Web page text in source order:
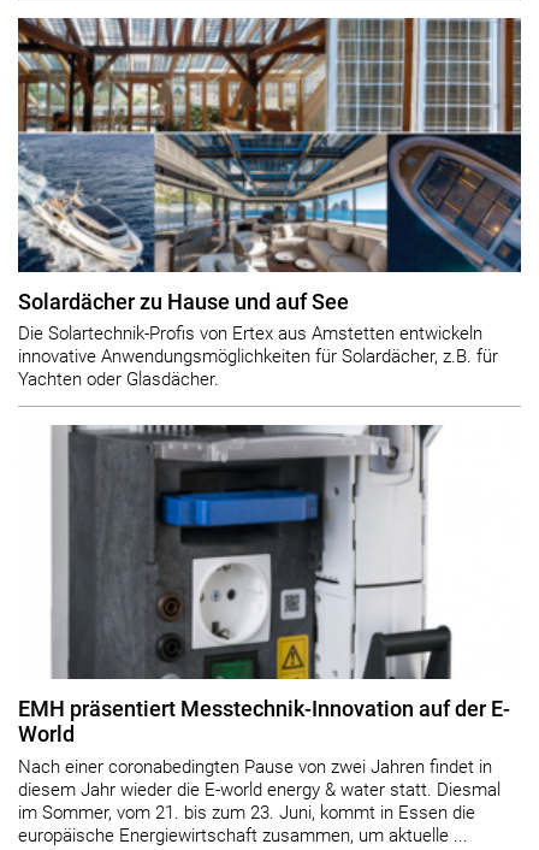
Solardächer zu Hause und auf See
Die Solartechnik-Profis von Ertex aus Amstetten entwickeln
innovative Anwendungsmöglichkeiten für Solardächer, z.B. für
Yachten oder Glasdächer.
EMH präsentiert Messtechnik-Innovation auf der E-
World
Nach einer coronabedingten Pause von zwei Jahren findet in
diesem Jahr wieder die E-world energy & water statt. Diesmal
im Sommer, vom 21. bis zum 23. Juni, kommt in Essen die
europäische Energiewirtschaft zusammen, um aktuelle ...